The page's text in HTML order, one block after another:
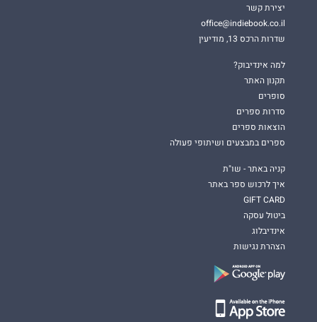
יצירת קשר
office@indiebook.co.il
שדרות הרכס 13, מודיעין
למה אינדיבוק?
תקנון האתר
סופרים
סדרות ספרים
הוצאות ספרים
ספרים במבצעים ושיתופי פעולה
קניה באתר - שו"ת
איך לרכוש ספר באתר
GIFT CARD
ביטול עסקה
אינדיבלוג
הצהרת נגישות